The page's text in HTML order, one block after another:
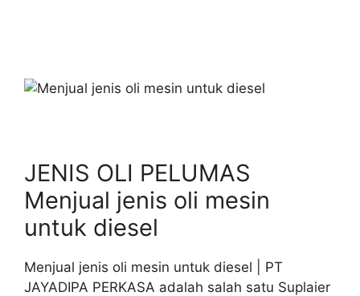
JENIS OLI PELUMAS
Menjual jenis oli mesin
untuk diesel
Menjual jenis oli mesin untuk diesel | PT
JAYADIPA PERKASA adalah salah satu Suplaier